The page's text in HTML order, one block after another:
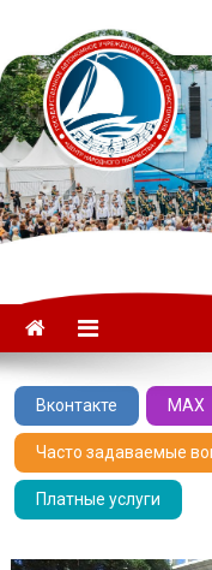
Вконтакте MAX
Часто задаваемые
Платные услуги